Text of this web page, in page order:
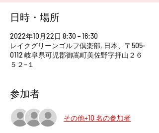
日時・場所
2022年10月22日 8:30 – 16:30
レイクグリーンゴルフ倶楽部, 日本、〒505-
0112 岐阜県可児郡御嵩町美佐野字押山２６
５２−１
参加者
その他+10 名の参加者